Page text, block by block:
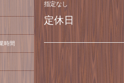
指定なし
定休日
時間